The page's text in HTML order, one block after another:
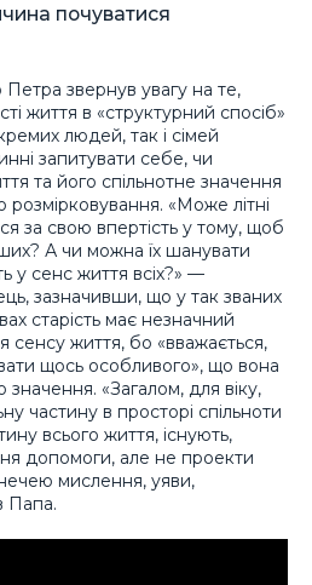
почуватися
звернув увагу на те,
життя в «структурний спосіб»
людей, так і сімей
запитувати себе, чи
та його спільнотне значення
«Може літні
за свою впертість у тому, щоб
А чи можна їх шанувати
у сенс життя всіх?» —
зазначивши, що у так званих
старість має незначний
сенсу життя, бо «вважається,
щось особливого», що вона
значення. «Загалом, для віку,
частину в просторі спільноти
всього життя, існують,
допомоги, але не проекти
мислення, уяви,
Папа.